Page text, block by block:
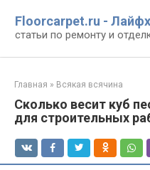
контенту
Floorcarpet.ru -
статьи по ремонту и
Главная » Всякая всячина
Сколько весит куб
для строительных